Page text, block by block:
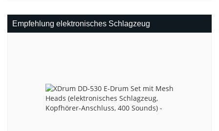
Empfehlung elektronisches Schlagzeug